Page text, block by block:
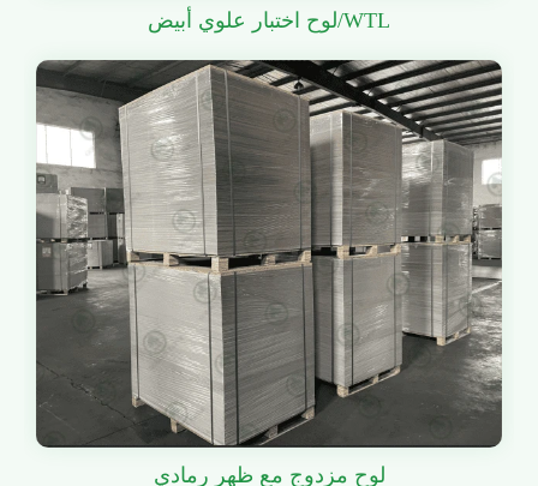
لوح اختبار علوي أبيض/WTL
لوح مزدوج مع ظهر رمادي